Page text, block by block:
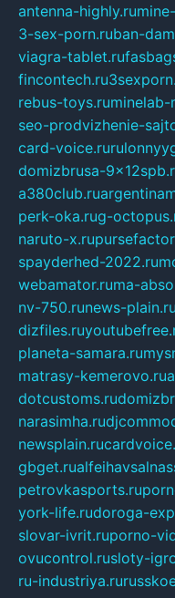
antenna-highly.ru
3-sex-porn.ruban-
viagra-tablet.ru
fincontech.ru
rebus-toys.ruminelab-
seo-prodvizhenie-
card-voice.ru
domizbrusa-
a380club.ru
perk-oka.rug-
naruto-x.ru
spayderhed-2022.ru
webamator.ruma-
nv-750.runews-plain.ru
dizfiles.ru
planeta-samara.ru
matrasy-kemerovo.ru
dotcustoms.ru
narasimha.ru
newsplain.ru
gbget.ru
petrovkasports.ru
york-life.rudoroga-
slovar-ivrit.ruporno-
ovucontrol.rusloty-
ru-industriya.ru